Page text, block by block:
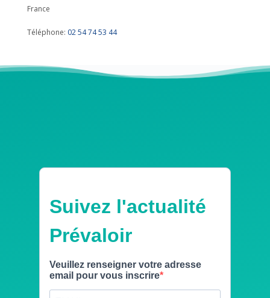
France
Téléphone: 02 54 74 53 44